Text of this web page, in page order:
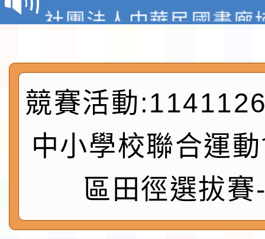
展演活動實施計畫」
社團法人中華民國畫廊
會」之「藝術教育日」
告(採1次公告分次招考)
115 年度兒童課後照顧
0 小時業訓練課程
轉知本市體育總會划船
「115年桃園市運動會
錦標賽」海洋艇及
域)，申請變更地點
「114-115年度
計畫」公費接種對象擴
115學年度迎新活動暨
會活動流程表
函轉桃園市童軍會辦理
競賽活動
中小學校聯合運
區田徑選拔賽